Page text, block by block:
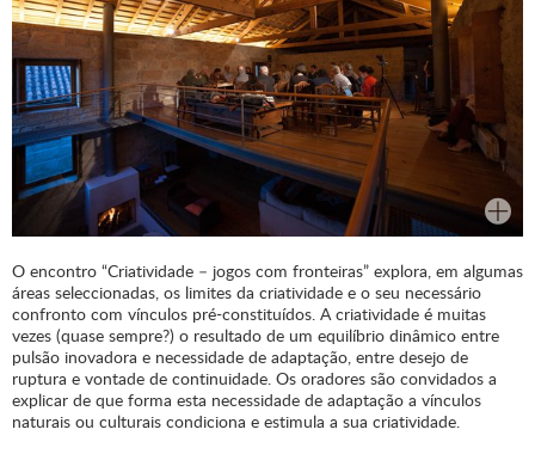
O encontro “Criatividade – jogos com fronteiras” explora, em algumas
áreas seleccionadas, os limites da criatividade e o seu necessário
confronto com vínculos pré-constituídos. A criatividade é muitas
vezes (quase sempre?) o resultado de um equilíbrio dinâmico entre
pulsão inovadora e necessidade de adaptação, entre desejo de
ruptura e vontade de continuidade. Os oradores são convidados a
explicar de que forma esta necessidade de adaptação a vínculos
naturais ou culturais condiciona e estimula a sua criatividade.